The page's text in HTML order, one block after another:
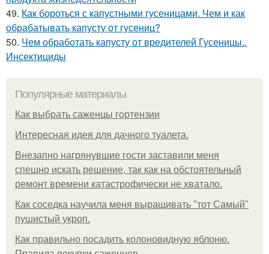
49. Как бороться с капустными гусеницами. Чем и как
обрабатывать капусту от гусениц?
50. Чем обработать капусту от вредителей Гусеницы..
Инсектициды
Популярные материалы
Как выбрать саженцы гортензии
Интересная идея для дачного туалета.
Внезапно нагрянувшие гости заставили меня
спешно искать решение, так как на обстоятельный
ремонт времени катастрофически не хватало.
Как соседка научила меня выращивать "тот Самый"
пушистый укроп.
Как правильно посадить колоновидную яблоню.